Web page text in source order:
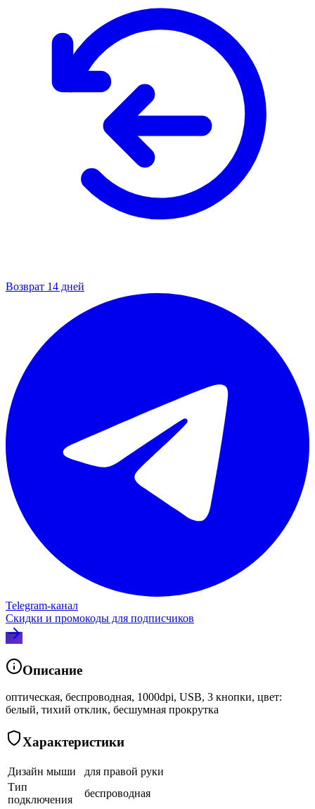
Возврат 14 дней
Telegram‑канал
Скидки и промокоды для подписчиков
Описание
оптическая, беспроводная, 1000dpi, USB, 3 кнопки, цвет:
белый, тихий отклик, бесшумная прокрутка
Характеристики
Дизайн мыши
для правой руки
Тип
подключения
беспроводная